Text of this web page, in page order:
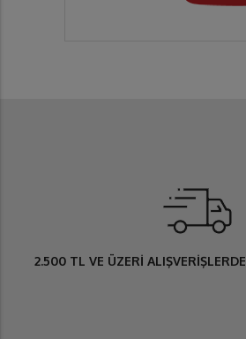
2.500 TL VE ÜZERİ ALIŞVERİŞLERDE